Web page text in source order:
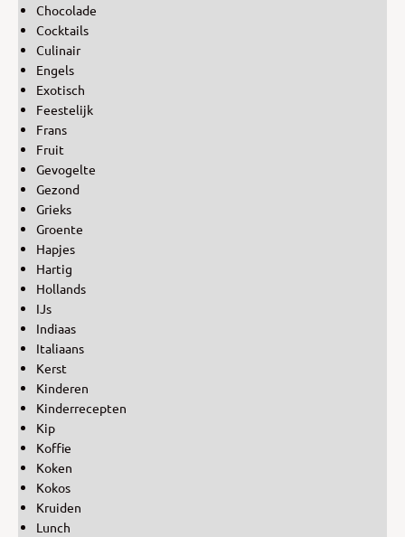
Chocolade
Cocktails
Culinair
Engels
Exotisch
Feestelijk
Frans
Fruit
Gevogelte
Gezond
Grieks
Groente
Hapjes
Hartig
Hollands
IJs
Indiaas
Italiaans
Kerst
Kinderen
Kinderrecepten
Kip
Koffie
Koken
Kokos
Kruiden
Lunch